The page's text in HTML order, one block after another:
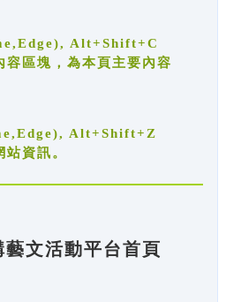
Alt+Shift+C
區塊，為本頁主要內容
Alt+Shift+Z
資訊。
文活動平台首頁